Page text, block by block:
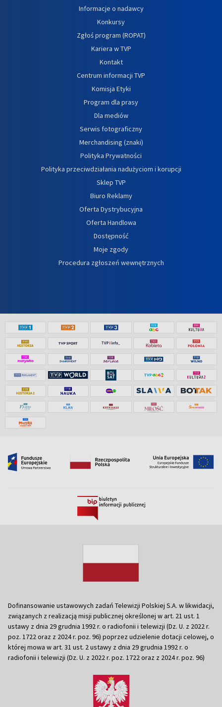
Informacje o nadawcy
Konkursy
Zgłoś program (ROPAT)
Kariera w TVP
Kontakt
Centrum informacji TVP
Komisja Etyki
Program dla prasy
Dla mediów
Serwis fotograficzny
Merchandising (znaki)
Polityka Prywatności
Polityka przeciwdziałania nadużyciom i korupcji
Sklep TVP
Biuro Reklamy
Oferta Dystrybucyjna
Oferta Handlowa
Dostępność
Moje zgody
Procedura zgłoszeń wewnętrznych
Dofinansowanie ustawowych zadań Telewizji Polskiej S.A. w likwidacji,
związanych z realizacją misji publicznej określonej w art. 21 ust. 1
ustawy z dnia 29 grudnia 1992 r. o radiofonii i telewizji (Dz. U. z 2022 r.
poz. 1722 oraz z 2024 r. poz. 96) poprzez udzielenie dotacji celowej, o
której mowa w art. 31 ust. 2 ustawy z dnia 29 grudnia 1992 r. o
radiofonii i telewizji (Dz. U. z 2022 r. poz. 1722 oraz z 2024 r. poz. 96)